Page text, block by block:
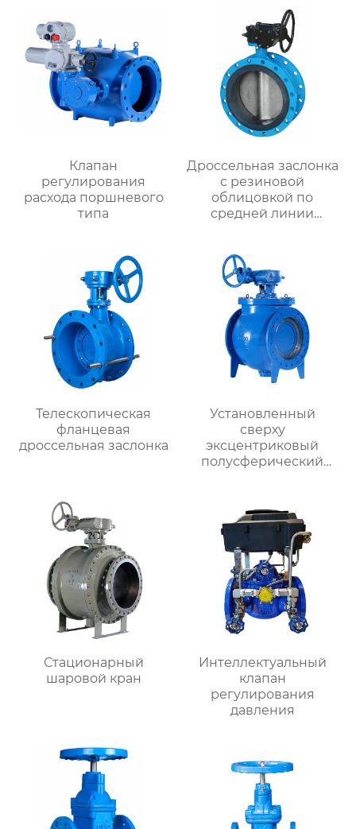
Клапан
регулирования
расхода поршневого
типа
Дроссельная заслонка
с резиновой
облицовкой по
средней линии
Телескопическая
фланцевая
дроссельная заслонка
Установленный
сверху
эксцентриковый
полусферический
Стационарный
шаровой кран
Интеллектуальный
клапан
регулирования
давления